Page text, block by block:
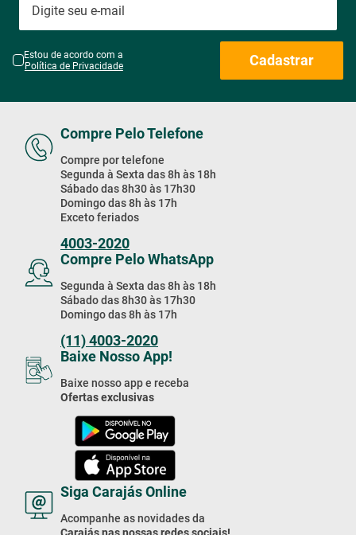
Estou de acordo com a
Política de Privacidade
Cadastrar
Compre Pelo Telefone
Compre por telefone
Segunda à Sexta das 8h às 18h
Sábado das 8h30 às 17h30
Domingo das 8h às 17h
Exceto feriados
4003-2020
Compre Pelo WhatsApp
Segunda à Sexta das 8h às 18h
Sábado das 8h30 às 17h30
Domingo das 8h às 17h
(11) 4003-2020
Baixe Nosso App!
Baixe nosso app e receba
Ofertas exclusivas
Siga Carajás Online
Acompanhe as novidades da